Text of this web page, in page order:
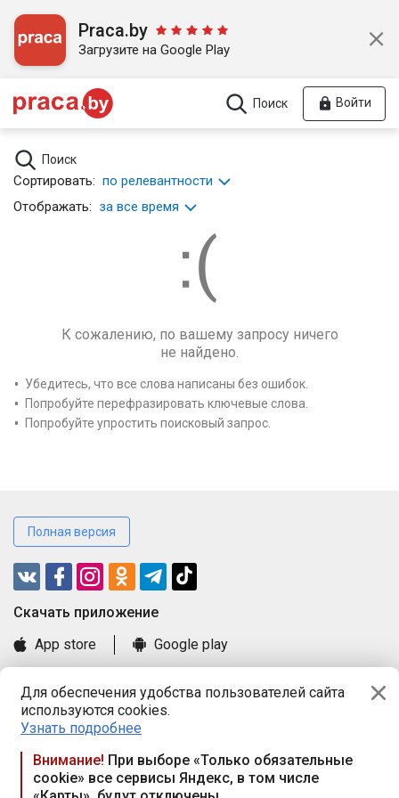
Для обеспечения удобства пользователей сайта
используются cookies.
Узнать подробнее
Внимание! При выборе «Только обязательные
cookie» все сервисы Яндекс, в том числе
Praca.by
Загрузите на Google Play
Поиск Войти
Поиск
Сортировать: по релевантности
Отображать: за все время
К сожалению, по вашему запросу ничего
не найдено.
Убедитесь, что все слова написаны без ошибок.
Попробуйте перефразировать ключевые слова.
Попробуйте упростить поисковый запрос.
Полная версия
Cкачать приложение
App store
Google play
Книга замечаний и предложений
Правила и документы
Praca.by © 2000—2026, ООО «ПРАЦА БАЙ»
Республика Беларусь, 220114, г. Минск, пр-т Независимости
117а, пом. № 9.